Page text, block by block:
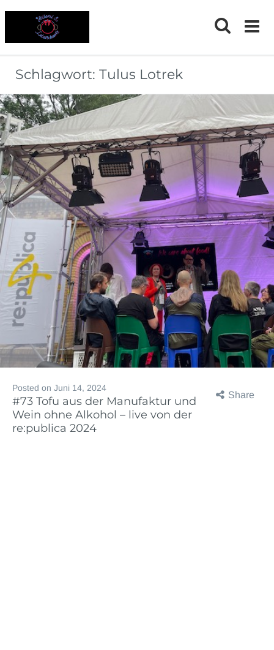
Schlagwort: Tulus Lotrek
Share
Posted on Juni 14, 2024
#73 Tofu aus der Manufaktur und
Wein ohne Alkohol – live von der
re:publica 2024